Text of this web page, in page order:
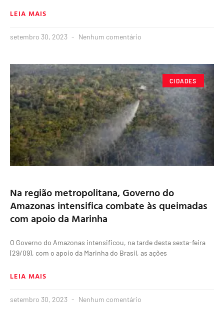
LEIA MAIS
setembro 30, 2023 Nenhum comentário
CIDADES
Na região metropolitana, Governo do
Amazonas intensifica combate às queimadas
com apoio da Marinha
O Governo do Amazonas intensificou, na tarde desta sexta-feira
(29/09), com o apoio da Marinha do Brasil, as ações
LEIA MAIS
setembro 30, 2023 Nenhum comentário